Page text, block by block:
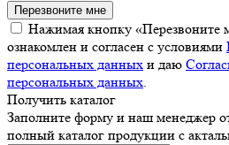
Перезвоните мне
Нажимая кнопку «Перезвоните
ознакомлен и согласен с условиями
персональных данных и даю
персональных данных.
Получить каталог
Заполните форму и наш менеджер
полный каталог продукции с